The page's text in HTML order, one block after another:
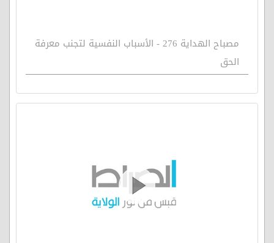
مصباح الهداية 276 - الأسباب النفسية لتجنب معرفة
الحق